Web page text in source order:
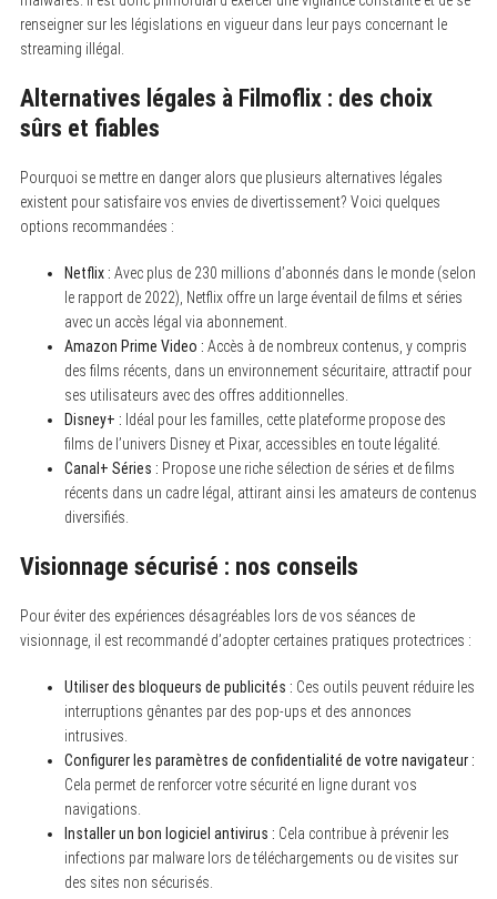
renseigner sur les législations en vigueur dans leur pays concernant le
streaming illégal.
Alternatives légales à Filmoflix : des choix
sûrs et fiables
Pourquoi se mettre en danger alors que plusieurs alternatives légales
existent pour satisfaire vos envies de divertissement? Voici quelques
options recommandées :
Netflix : Avec plus de 230 millions d’abonnés dans le monde (selon
le rapport de 2022), Netflix offre un large éventail de films et séries
avec un accès légal via abonnement.
Amazon Prime Video : Accès à de nombreux contenus, y compris
des films récents, dans un environnement sécuritaire, attractif pour
ses utilisateurs avec des offres additionnelles.
Disney+ : Idéal pour les familles, cette plateforme propose des
films de l’univers Disney et Pixar, accessibles en toute légalité.
Canal+ Séries : Propose une riche sélection de séries et de films
récents dans un cadre légal, attirant ainsi les amateurs de contenus
diversifiés.
Visionnage sécurisé : nos conseils
Pour éviter des expériences désagréables lors de vos séances de
visionnage, il est recommandé d’adopter certaines pratiques protectrices :
Utiliser des bloqueurs de publicités : Ces outils peuvent réduire les
interruptions gênantes par des pop-ups et des annonces
intrusives.
Configurer les paramètres de confidentialité de votre navigateur :
Cela permet de renforcer votre sécurité en ligne durant vos
navigations.
Installer un bon logiciel antivirus : Cela contribue à prévenir les
infections par malware lors de téléchargements ou de visites sur
des sites non sécurisés.